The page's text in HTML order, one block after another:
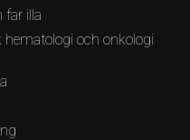
far illa
hematologi och onkologi